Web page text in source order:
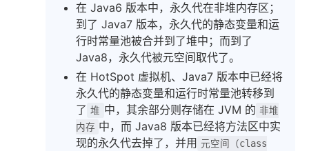
在 Java6 版本中，永久代在非堆内存区；
到了 Java7 版本，永久代的静态变量和运
行时常量池被合并到了堆中；而到了
Java8，永久代被元空间取代了。
在 HotSpot 虚拟机、Java7 版本中已经将
永久代的静态变量和运行时常量池转移到
了 堆 中，其余部分则存储在 JVM 的 非堆
内存 中，而 Java8 版本已经将方法区中实
现的永久代去掉了，并用 元空间（class